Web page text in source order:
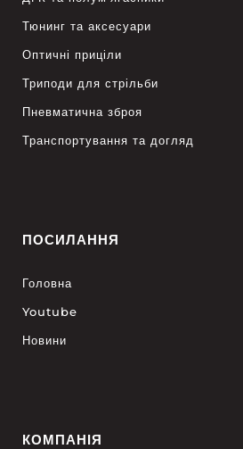
Тюнинг та аксесуари
Оптичні приціли
Триподи для стрільби
Пневматична зброя
Транспортування та догляд
ПОСИЛАННЯ
Головна
Youtube
Новини
КОМПАНІЯ